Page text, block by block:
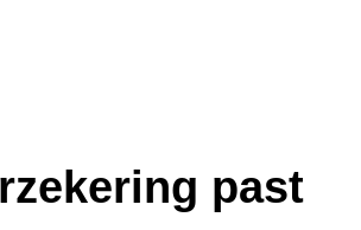
past